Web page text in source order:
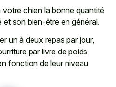
votre chien la bonne quantité
et son bien-être en général.
un à deux repas par jour,
par livre de poids
fonction de leur niveau